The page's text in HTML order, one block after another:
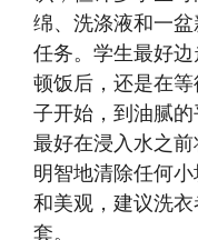
绵、洗涤液和一
任务。学生最好
顿饭后，还是在
子开始，到油腻
最好在浸入水之
明智地清除任何
和美观，建议洗
套。